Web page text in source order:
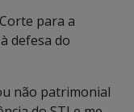
para a
defesa do
não patrimonial